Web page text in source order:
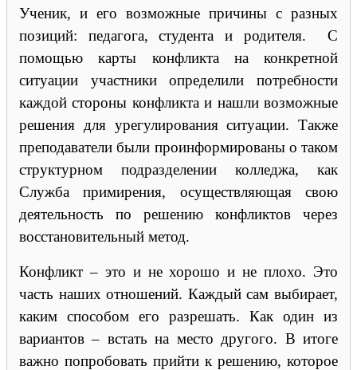
Ученик, и его возможные причины с разных
позиций: педагога, студента и родителя. С
помощью карты конфликта на конкретной
ситуации участники определили потребности
каждой стороны конфликта и нашли возможные
решения для урегулирования ситуации. Также
преподаватели были проинформированы о таком
структурном подразделении колледжа, как
Служба примирения, осуществляющая свою
деятельность по решению конфликтов через
восстановительный метод.
Конфликт – это и не хорошо и не плохо. Это
часть наших отношений. Каждый сам выбирает,
каким способом его разрешать. Как один из
вариантов – встать на место другого. В итоге
важно попробовать прийти к решению, которое